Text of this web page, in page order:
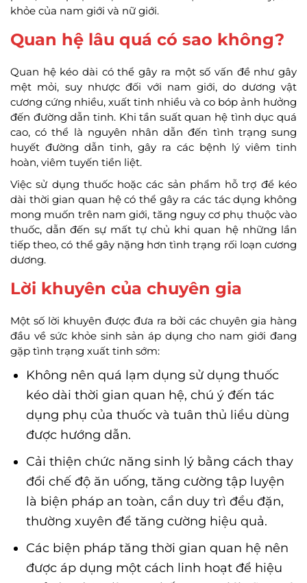
khỏe của nam giới và nữ giới.
Quan hệ lâu quá có sao không?
Quan hệ kéo dài có thể gây ra một số vấn đề như gây
mệt mỏi, suy nhược đối với nam giới, do dương vật
cương cứng nhiều, xuất tinh nhiều và co bóp ảnh hưởng
đến đường dẫn tinh. Khi tần suất quan hệ tình dục quá
cao, có thể là nguyên nhân dẫn đến tình trạng sung
huyết đường dẫn tinh, gây ra các bệnh lý viêm tinh
hoàn, viêm tuyến tiền liệt.
Việc sử dụng thuốc hoặc các sản phẩm hỗ trợ để kéo
dài thời gian quan hệ có thể gây ra các tác dụng không
mong muốn trên nam giới, tăng nguy cơ phụ thuộc vào
thuốc, dẫn đến sự mất tự chủ khi quan hệ những lần
tiếp theo, có thể gây nặng hơn tình trạng rối loạn cương
dương.
Lời khuyên của chuyên gia
Một số lời khuyên được đưa ra bởi các chuyên gia hàng
đầu về sức khỏe sinh sản áp dụng cho nam giới đang
gặp tình trạng xuất tinh sớm:
Không nên quá lạm dụng sử dụng thuốc
kéo dài thời gian quan hệ, chú ý đến tác
dụng phụ của thuốc và tuân thủ liều dùng
được hướng dẫn.
Cải thiện chức năng sinh lý bằng cách thay
đổi chế độ ăn uống, tăng cường tập luyện
là biện pháp an toàn, cần duy trì đều đặn,
thường xuyên để tăng cường hiệu quả.
Các biện pháp tăng thời gian quan hệ nên
được áp dụng một cách linh hoạt để hiệu